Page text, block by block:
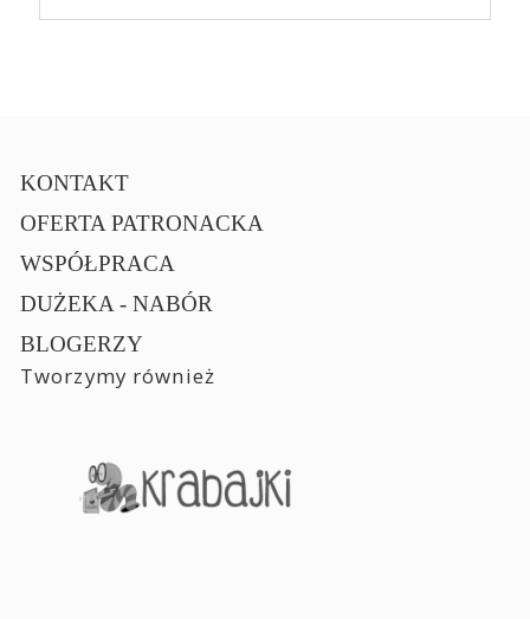
KONTAKT
OFERTA PATRONACKA
WSPÓŁPRACA
DUŻEKA - NABÓR
BLOGERZY
Tworzymy również